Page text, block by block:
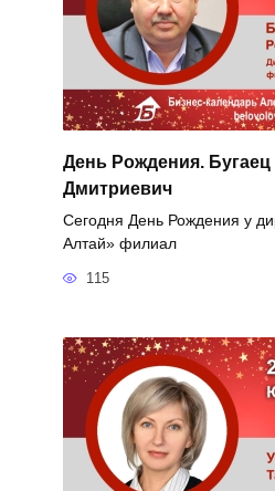
День Рождения.
Дмитриевич
Сегодня День Рождения у
Алтай» филиал
115